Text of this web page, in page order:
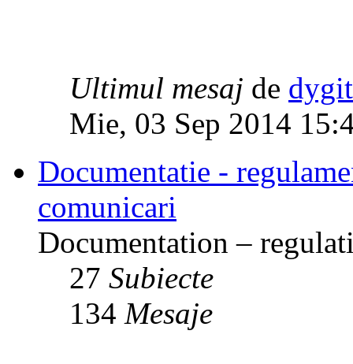
Ultimul mesaj de
Mie, 03 Sep 2014
Documentatie -
comunicari
Documentation –
27 Subiecte
134 Mesaje